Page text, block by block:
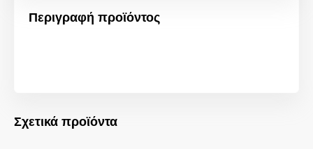
Περιγραφή προϊόντος
Σχετικά προϊόντα